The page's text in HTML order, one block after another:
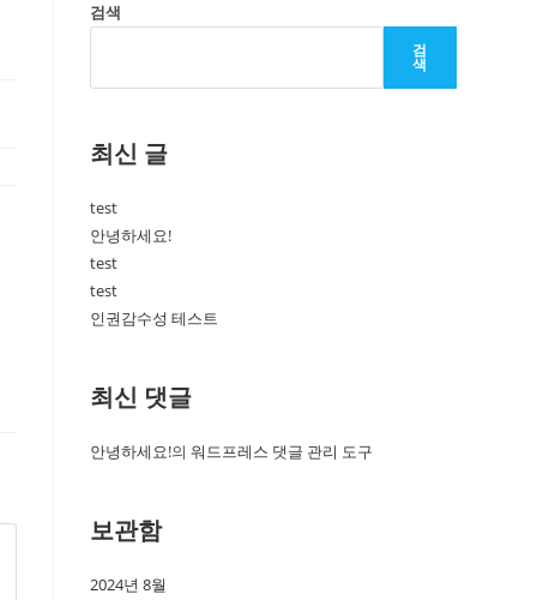
검색
검
색
최신 글
test
안녕하세요!
test
test
인권감수성 테스트
최신 댓글
안녕하세요!의 워드프레스 댓글 관리 도구
보관함
2024년 8월